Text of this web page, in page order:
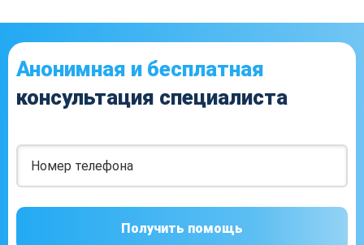
Анонимная и бесплатная
консультация специалиста
Получить помощь